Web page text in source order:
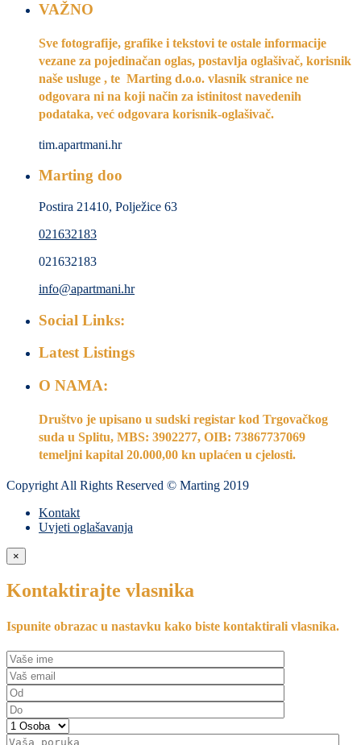
VAŽNO
Sve fotografije, grafike i tekstovi te ostale informacije
vezane za pojedinačan oglas, postavlja oglašivač, korisnik
naše usluge , te Marting d.o.o. vlasnik stranice ne
odgovara ni na koji način za istinitost navedenih
podataka, već odgovara korisnik-oglašivač.
tim.apartmani.hr
Marting doo
Postira 21410, Polježice 63
021632183
021632183
info@apartmani.hr
Social Links:
Latest Listings
O NAMA:
Društvo je upisano u sudski registar kod Trgovačkog
suda u Splitu, MBS: 3902277, OIB: 73867737069
temeljni kapital 20.000,00 kn uplaćen u cjelosti.
Copyright All Rights Reserved © Marting 2019
Kontakt
Uvjeti oglašavanja
×
Kontaktirajte vlasnika
Ispunite obrazac u nastavku kako biste kontaktirali vlasnika.